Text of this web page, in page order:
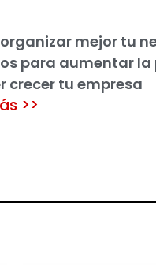
mejor tu
para aumentar
crecer tu empresa
>>